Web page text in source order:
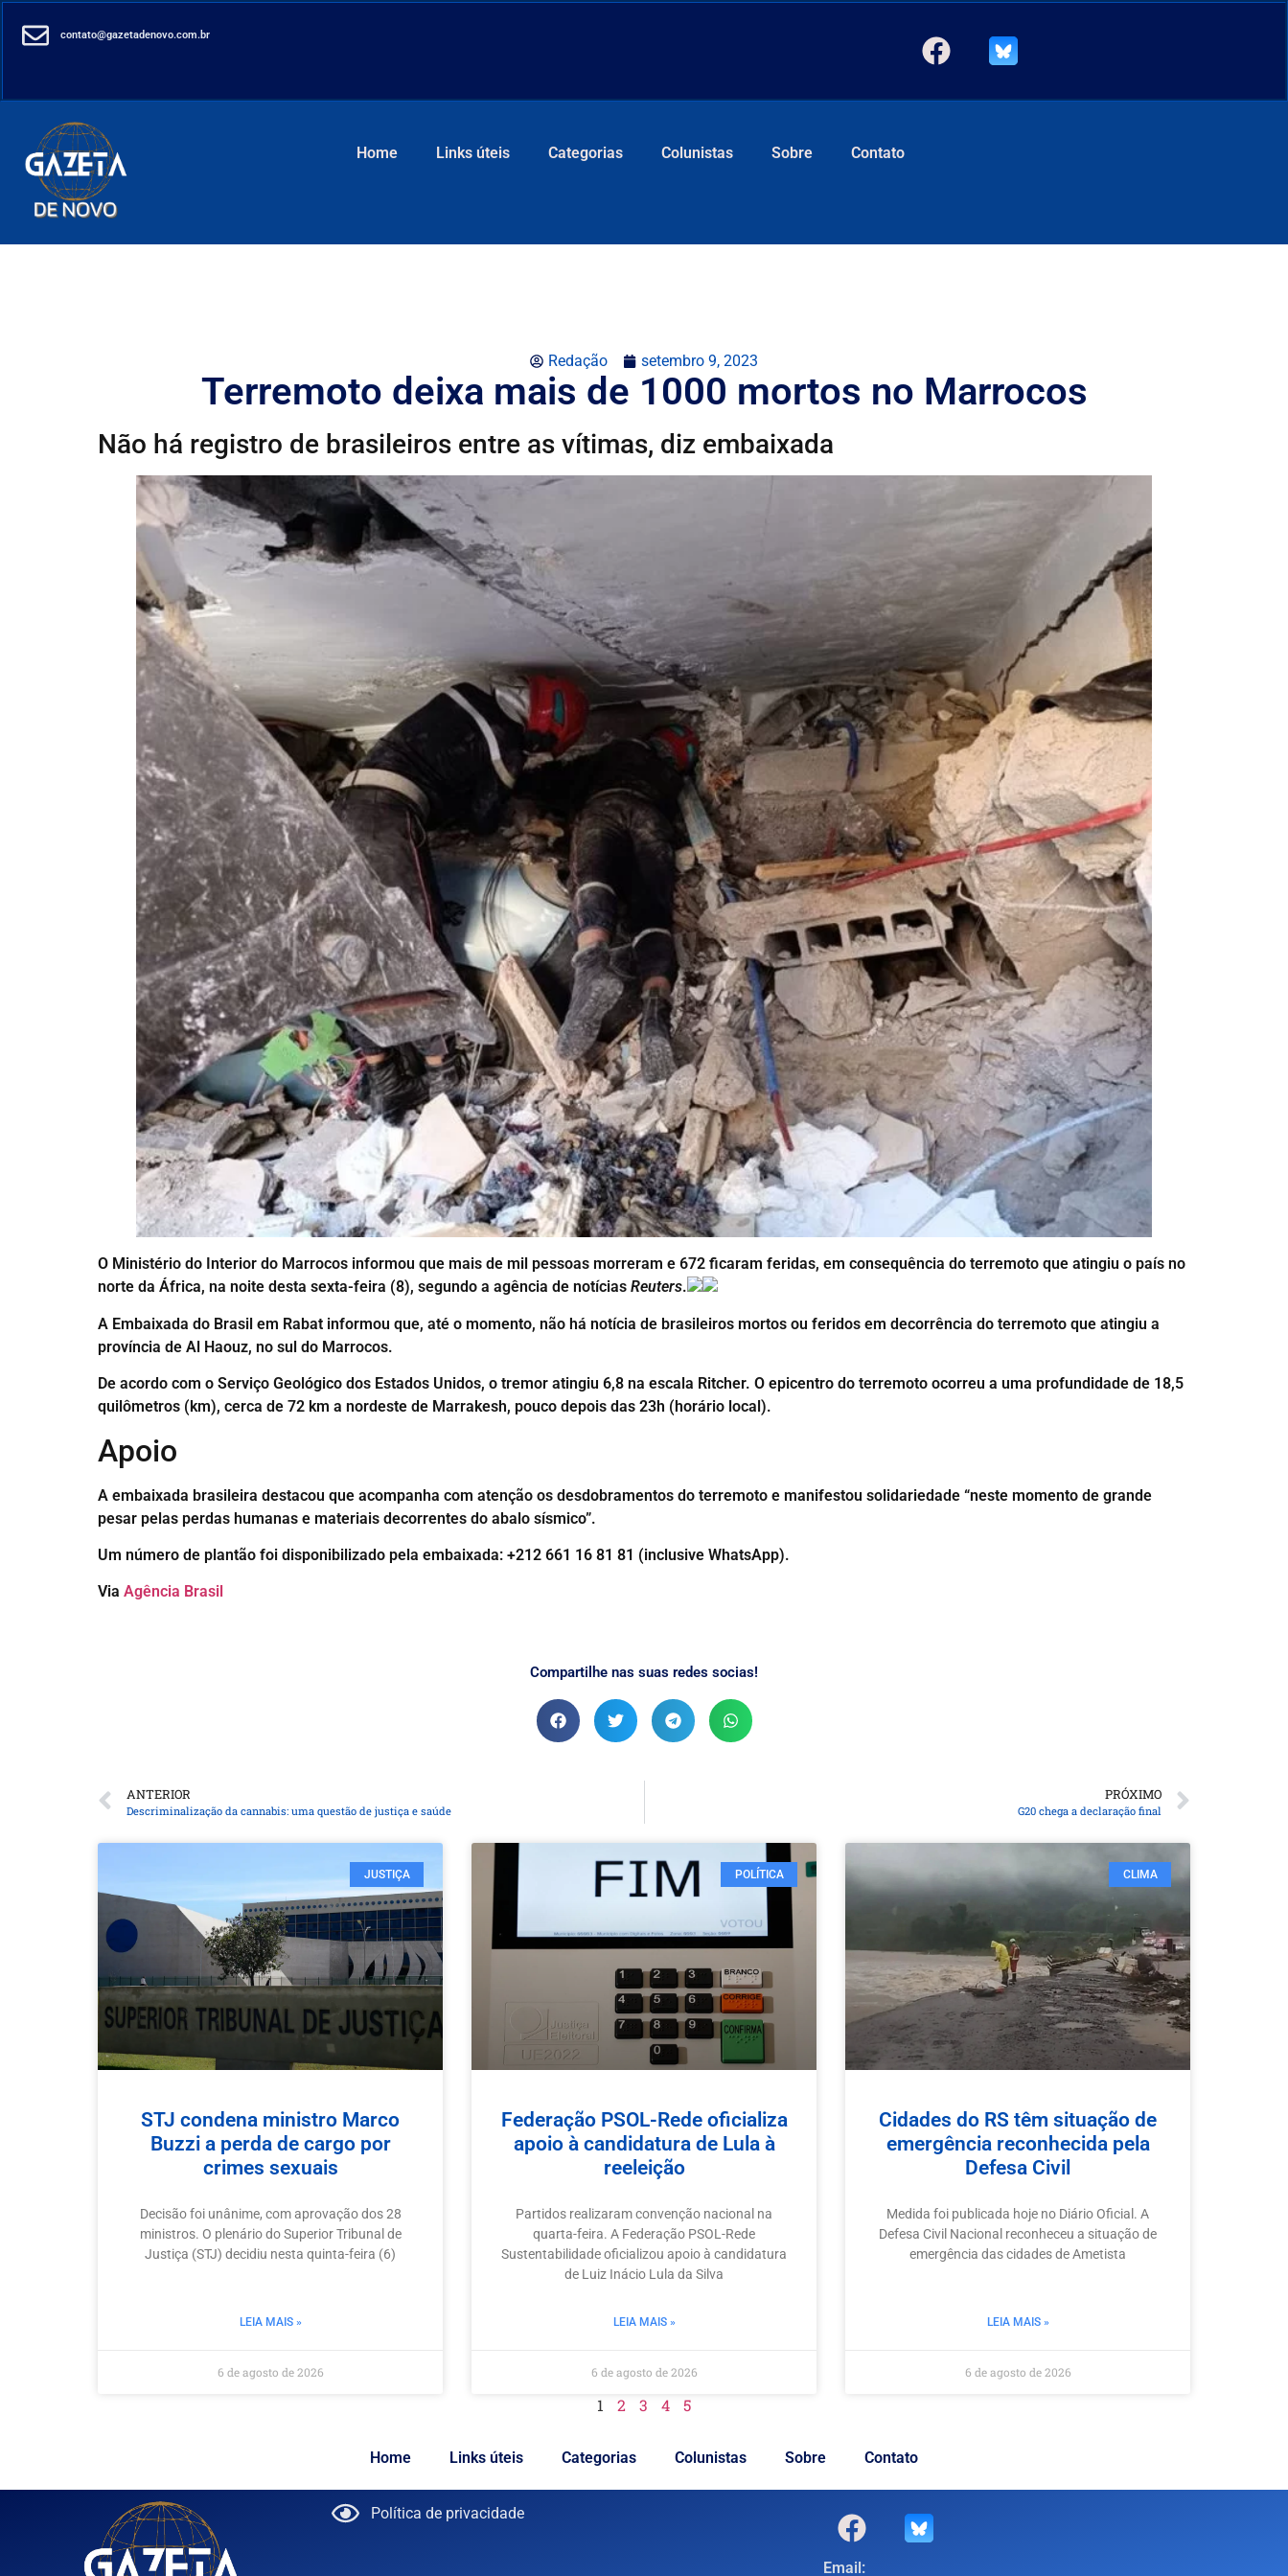
contato@gazetadenovo.com.br
Home Links úteis Categorias Colunistas Sobre Contato
Redação setembro 9, 2023
Terremoto deixa mais de 1000 mortos no Marrocos
Não há registro de brasileiros entre as vítimas, diz embaixada
O Ministério do Interior do Marrocos informou que mais de mil pessoas morreram e 672 ficaram feridas, em consequência do terremoto que atingiu o país no
norte da África, na noite desta sexta-feira (8), segundo a agência de notícias Reuters.
A Embaixada do Brasil em Rabat informou que, até o momento, não há notícia de brasileiros mortos ou feridos em decorrência do terremoto que atingiu a
província de Al Haouz, no sul do Marrocos.
De acordo com o Serviço Geológico dos Estados Unidos, o tremor atingiu 6,8 na escala Ritcher. O epicentro do terremoto ocorreu a uma profundidade de 18,5
quilômetros (km), cerca de 72 km a nordeste de Marrakesh, pouco depois das 23h (horário local).
Apoio
A embaixada brasileira destacou que acompanha com atenção os desdobramentos do terremoto e manifestou solidariedade “neste momento de grande
pesar pelas perdas humanas e materiais decorrentes do abalo sísmico”.
Um número de plantão foi disponibilizado pela embaixada: +212 661 16 81 81 (inclusive WhatsApp).
Via Agência Brasil
Compartilhe nas suas redes socias!
ANTERIOR
Descriminalização da cannabis: uma questão de justiça e saúde
PRÓXIMO
G20 chega a declaração final
JUSTIÇA
STJ condena ministro Marco
Buzzi a perda de cargo por
crimes sexuais
Decisão foi unânime, com aprovação dos 28
ministros. O plenário do Superior Tribunal de
Justiça (STJ) decidiu nesta quinta-feira (6)
LEIA MAIS »
6 de agosto de 2026
POLÍTICA
Federação PSOL-Rede oficializa
apoio à candidatura de Lula à
reeleição
Partidos realizaram convenção nacional na
quarta-feira. A Federação PSOL-Rede
Sustentabilidade oficializou apoio à candidatura
de Luiz Inácio Lula da Silva
LEIA MAIS »
6 de agosto de 2026
CLIMA
Cidades do RS têm situação de
emergência reconhecida pela
Defesa Civil
Medida foi publicada hoje no Diário Oficial. A
Defesa Civil Nacional reconheceu a situação de
emergência das cidades de Ametista
LEIA MAIS »
6 de agosto de 2026
1 2 3 4 5
Home Links úteis Categorias Colunistas Sobre Contato
Política de privacidade
Email: